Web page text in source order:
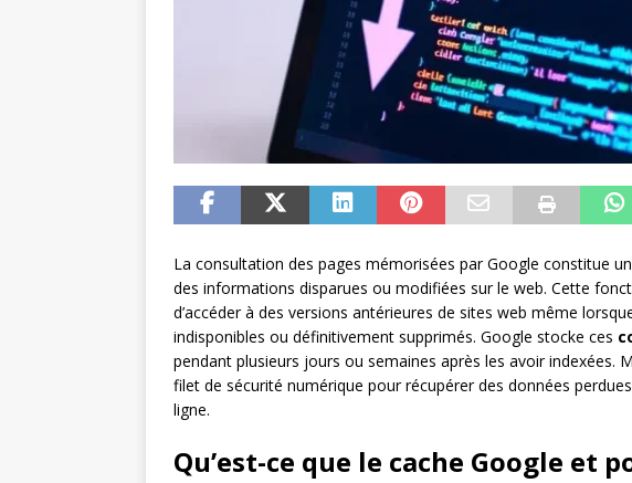
La consultation des pages mémorisées par Google constitue
des informations disparues ou modifiées sur le web. Cette
d’accéder à des versions antérieures de sites web même
indisponibles ou définitivement supprimés. Google stocke ces
pendant plusieurs jours ou semaines après les avoir indexées.
filet de sécurité numérique pour récupérer des données
ligne.
Qu’est-ce que le cache Google et